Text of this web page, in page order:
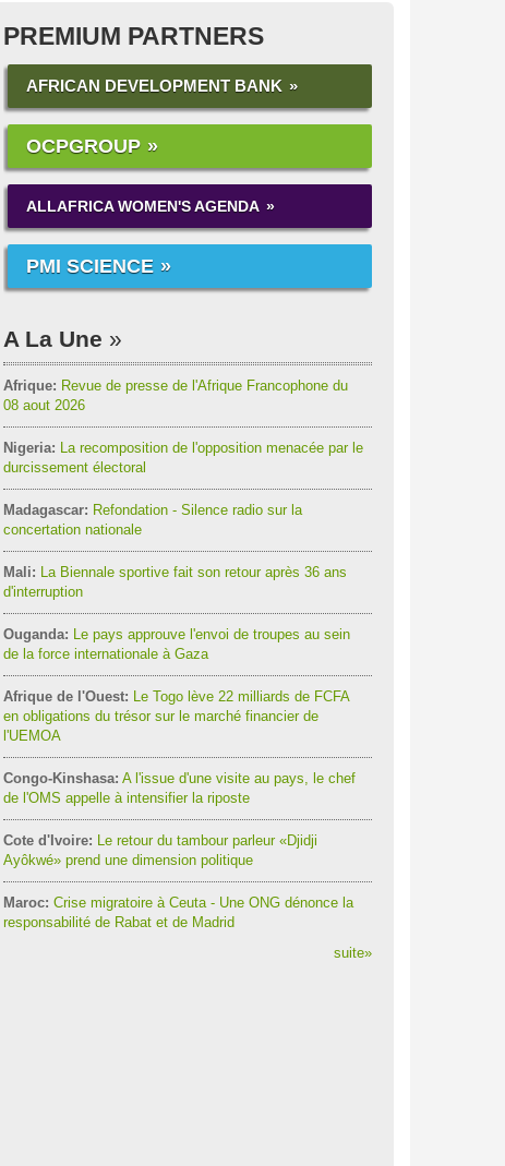
PREMIUM PARTNERS
AFRICAN DEVELOPMENT BANK
OCPGROUP
ALLAFRICA WOMEN'S AGENDA
PMI SCIENCE
A La Une
Afrique: Revue de presse de l'Afrique Francophone du
08 aout 2026
Nigeria: La recomposition de l'opposition menacée par le
durcissement électoral
Madagascar: Refondation - Silence radio sur la
concertation nationale
Mali: La Biennale sportive fait son retour après 36 ans
d'interruption
Ouganda: Le pays approuve l'envoi de troupes au sein
de la force internationale à Gaza
Afrique de l'Ouest: Le Togo lève 22 milliards de FCFA
en obligations du trésor sur le marché financier de
l'UEMOA
Congo-Kinshasa: A l'issue d'une visite au pays, le chef
de l'OMS appelle à intensifier la riposte
Cote d'Ivoire: Le retour du tambour parleur «Djidji
Ayôkwé» prend une dimension politique
Maroc: Crise migratoire à Ceuta - Une ONG dénonce la
responsabilité de Rabat et de Madrid
suite»